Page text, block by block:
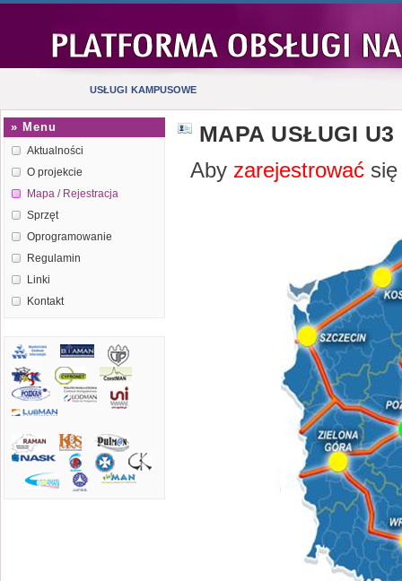
usługi kampusowe
» Menu
Aktualności
O projekcie
Mapa / Rejestracja
Sprzęt
Oprogramowanie
Regulamin
Linki
Kontakt
MAPA USŁUGI U3
Aby zarejestrowaćsię